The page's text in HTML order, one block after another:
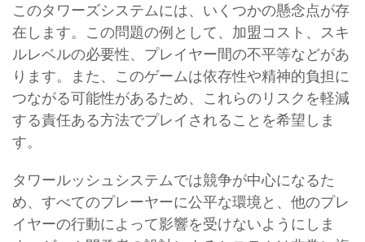
このタワーズシステムには、いくつかの懸念点が存
在します。この問題の例として、加盟コスト、スキ
ルレベルの必要性、プレイヤー間の不平等などがあ
ります。また、このゲームは依存性や精神的負担に
つながる可能性があるため、これらのリスクを軽減
する責任ある方法でプレイされることを希望しま
す。
タワールッシュシステムでは競争が中心になるた
め、すべてのプレーヤーに公平な環境と、他のプレ
イヤーの行動によって影響を受けないようにしま